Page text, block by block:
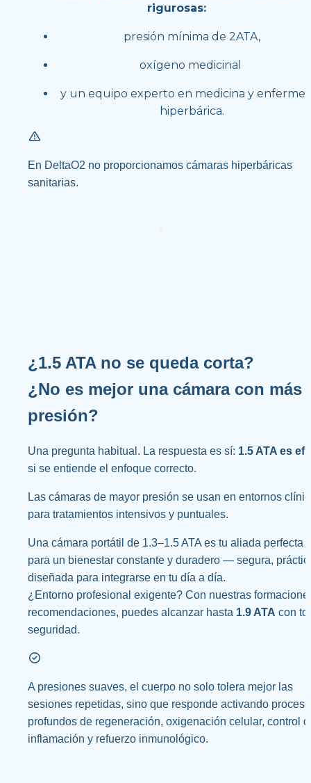
rigurosas:
presión mínima de 2ATA,
oxígeno medicinal
y un equipo experto en medicina y
hiperbárica.
En DeltaO2 no proporcionamos cámaras hiperbáricas
sanitarias.
¿ 1.5 ATA no se queda corta?
¿No es mejor una cámara con más
presión?
Una pregunta habitual. La respuesta es sí: 1.5 ATA es
si se entiende el enfoque correcto.
Las cámaras de mayor presión se usan en entornos
para tratamientos intensivos y puntuales.
Una cámara portátil de 1.3–1.5 ATA es tu aliada perfecta
para un bienestar constante y duradero — segura,
diseñada para integrarse en tu día a día.
¿Entorno profesional exigente? Con nuestras
recomendaciones, puedes alcanzar hasta 1.9 ATA con
seguridad.
A presiones suaves, el cuerpo no solo tolera mejor las
sesiones repetidas, sino que responde activando
profundos de regeneración, oxigenación celular, control
inflamación y refuerzo inmunológico.